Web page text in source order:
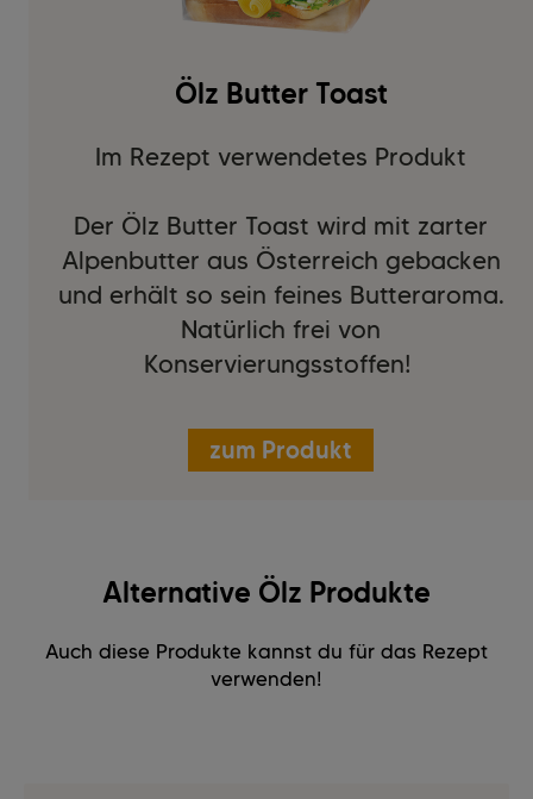
Ölz Butter Toast
Im Rezept verwendetes Produkt
Der Ölz Butter Toast wird mit zarter
Alpenbutter aus Österreich gebacken
und erhält so sein feines Butteraroma.
Natürlich frei von
Konservierungsstoffen!
zum Produkt
Alternative Ölz Produkte
Auch diese Produkte kannst du für das Rezept
verwenden!